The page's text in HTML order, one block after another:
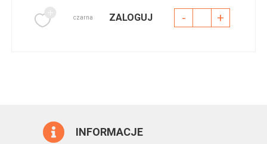
czarna ZALOGUJ - +
INFORMACJE